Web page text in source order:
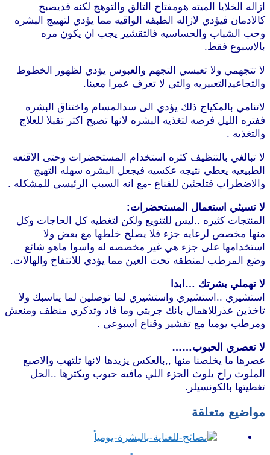
ازاله الخلايا الميته هومفتاح التالق والتوهج لكنه قديصبح
كالادمان فيؤدي لازاله الطبقه الواقيه مما يؤدي لتهييج البشره
وحب الشباب والحساسيه فالتقشير يجب ان يكون مره
بالاسبوع فقط.
لا تتجهمي ولا تعبسي التجهم والعبوس يؤدي لظهور الخطوط
والتجاعيدالتعبيريه والتي لا تعرف عمرا معينا.
لاتنامي بالمكياج ذلك يؤدي الى سدالمسام واختناق البشره
ففتره الليل فرصه لتغذيه البشره لانها تصبح اكثر تقبلا للعلاج
والتغذيه .
لا تبالغي بالتنظيف كثره استخدام المستحضرات وحتى الاقنعه
الطبيعيه يعطي نتيجه عكسيه فيجعل البشره سهله التهيج
والاضطراب فتلجئين للقناع -مع انه السبب الرئيسي للمشكله .
لا تسيئي استعمال المستحضرات:
المنتجات كثيره ..ليس للتنويع ولكن لتغطيه كل الحاجات وكل
منها مخصص لرعايه جزء فلا يصلح خلطها مع بعض ولا
استخدامها على جزء هي غير مخصصه له واسوا ماهو شائع
وضع المرطب لمنطقه تحت العين مما يؤدي للانتفاخ والهالات.
لا تهملي بشرتك …ابدا
استشيري ..استشيري واستشيري لما توصلين لما يناسبك ولا
تاخذين عذرللاهمال بانك جربتي وما فاد وتذكري منظف ومنعش
ومرطب يوميا مع تقشير وقناع اسبوعي .
لا تعصري الحبوب……
عصرها ما يخلصنا منها ,,بالعكس يزيدها لانها تلتهب والاصبع
الملوث راح يلوث الجزء اللي مافيه حبوب ويكثرها ..الحل
تغطيتها بالكونسيلر.
مواضيع متعلقة